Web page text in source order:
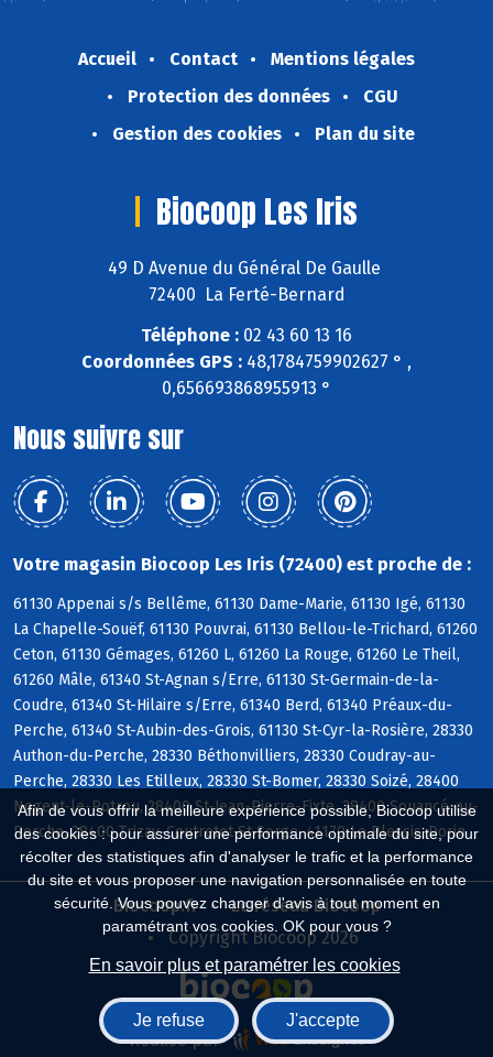
Afin de vous offrir la meilleure expérience possible, Biocoop utilise
des cookies : pour assurer une performance optimale du site, pour
récolter des statistiques afin d'analyser le trafic et la performance
du site et vous proposer une navigation personnalisée en toute
sécurité. Vous pouvez changer d'avis à tout moment en
paramétrant vos cookies. OK pour vous ?
En savoir plus et paramétrer les cookies
Je refuse J'accepte
Accueil Contact
Mentions légales
Protection des données
CGU
Gestion des cookies
Plan du site
Biocoop Les Iris
49 D Avenue du Général De Gaulle
72400 La Ferté-Bernard
Téléphone : 02 43 60 13 16
Coordonnées GPS : 48,1784759902627 ° ,
0,656693868955913 °
Nous suivre sur
Votre magasin Biocoop Les Iris (72400) est proche de :
61130 Appenai s/s Bellême, 61130 Dame-Marie, 61130 Igé, 61130
La Chapelle-Souëf, 61130 Pouvrai, 61130 Bellou-le-Trichard, 61260
Ceton, 61130 Gémages, 61260 L, 61260 La Rouge, 61260 Le Theil,
61260 Mâle, 61340 St-Agnan s/Erre, 61130 St-Germain-de-la-
Coudre, 61340 St-Hilaire s/Erre, 61340 Berd, 61340 Préaux-du-
Perche, 61340 St-Aubin-des-Grois, 61130 St-Cyr-la-Rosière, 28330
Authon-du-Perche, 28330 Béthonvilliers, 28330 Coudray-au-
Perche, 28330 Les Etilleux, 28330 St-Bomer, 28330 Soizé, 28400
Nogent-le-Rotrou, 28400 St-Jean-Pierre-Fixte, 28400 Souancé-au-
Perche, 28400 Trizay-Coutretot-St-Serge, 41170 Le Plessis-Dorin
Biocoop.fr
Le réseau Biocoop
Copyright Biocoop 2026
Réalisé par